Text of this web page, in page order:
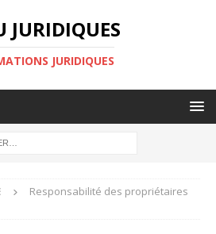
JURIDIQUES
JURIDIQUES
Responsabilité des propriétaires